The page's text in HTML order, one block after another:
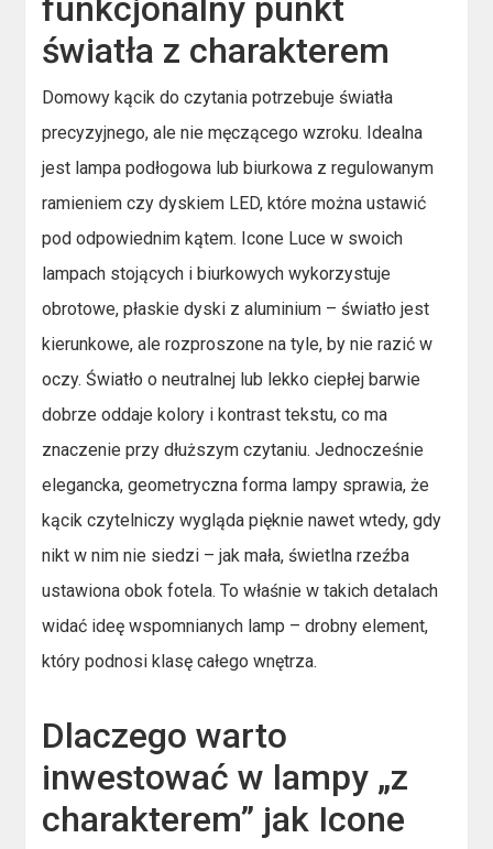
funkcjonalny punkt
światła z charakterem
Domowy kącik do czytania potrzebuje światła
precyzyjnego, ale nie męczącego wzroku. Idealna
jest lampa podłogowa lub biurkowa z regulowanym
ramieniem czy dyskiem LED, które można ustawić
pod odpowiednim kątem. Icone Luce w swoich
lampach stojących i biurkowych wykorzystuje
obrotowe, płaskie dyski z aluminium – światło jest
kierunkowe, ale rozproszone na tyle, by nie razić w
oczy. Światło o neutralnej lub lekko ciepłej barwie
dobrze oddaje kolory i kontrast tekstu, co ma
znaczenie przy dłuższym czytaniu. Jednocześnie
elegancka, geometryczna forma lampy sprawia, że
kącik czytelniczy wygląda pięknie nawet wtedy, gdy
nikt w nim nie siedzi – jak mała, świetlna rzeźba
ustawiona obok fotela. To właśnie w takich detalach
widać ideę wspomnianych lamp – drobny element,
który podnosi klasę całego wnętrza.
Dlaczego warto
inwestować w lampy „z
charakterem” jak Icone